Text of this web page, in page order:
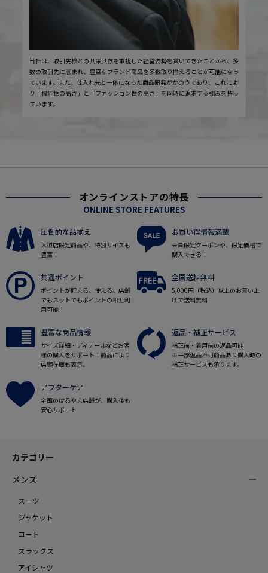
当社は、取引先様との共栄共存を重視した経営姿勢を貫いてきたことから、多
数の取引先に恵まれ、豊富なブランド商品を多数取り揃えることが可能になっ
ています。また、仕入れ先と一体になった商品開発がかのうであり、これによ
り「機能性の高さ」と「ファッション性の高さ」を同時に追求する強みを持っ
ています。
オンラインストアの特長
ONLINE STORE FEATURES
圧倒的な品揃え
大型店限定商品や、特別サイズも
豊富！
お買い得情報満載
会員限定クーポンや、限定価格で
購入できる！
共通ポイント
ポイントが貯まる、使える。店舗
でもネットでもポイントの相互利
用可能！
全国送料無料
5,000円（税込）以上のお買い上
げで送料無料
豊富な商品情報
サイズ詳細・ディテールなどお客
様の購入をサポート！商品により
店頭在庫も表示。
返品・補正サービス
補正前・着用前の返品可能
※一部返品不可商品あり購入時の
補正サービスも承ります。
アフターケア
全国のはるやま店舗が、購入後も
安心サポート
カテゴリー
メンズ
スーツ
ジャケット
コート
スラックス
アイシャツ